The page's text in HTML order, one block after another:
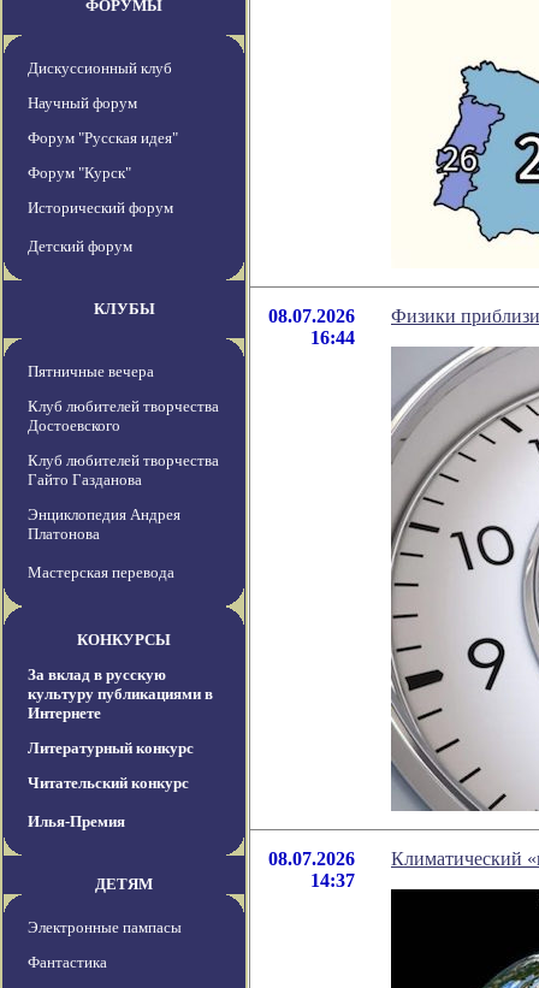
ФОРУМЫ
Дискуссионный клуб
Научный форум
Форум "Русская идея"
Форум "Курск"
Исторический форум
Детский форум
КЛУБЫ
Пятничные вечера
Клуб любителей творчества
Достоевского
Клуб любителей творчества
Гайто Газданова
Энциклопедия Андрея
Платонова
Мастерская перевода
КОНКУРСЫ
За вклад в русскую
культуру публикациями в
Интернете
Литературный конкурс
Читательский конкурс
Илья-Премия
ДЕТЯМ
Электронные пампасы
Фантастика
08.07.2026
16:44
Физики
08.07.2026
14:37
Климатический